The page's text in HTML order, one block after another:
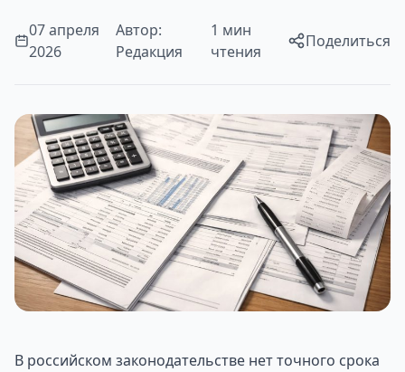
07 апреля
2026
Автор:
Редакция
1 мин
чтения
Поделиться
В российском законодательстве нет точного срока